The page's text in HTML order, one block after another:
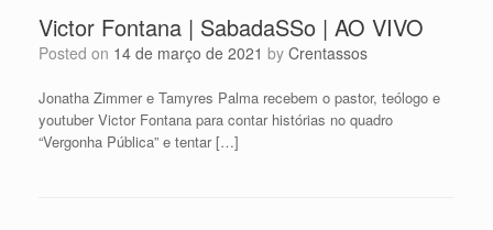
Victor Fontana | SabadaSSo | AO VIVO
Posted on 14 de março de 2021 by Crentassos
Jonatha Zimmer e Tamyres Palma recebem o pastor, teólogo e
youtuber Victor Fontana para contar histórias no quadro
“Vergonha Pública” e tentar […]